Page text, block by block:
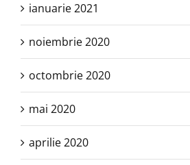
ianuarie 2021
noiembrie 2020
octombrie 2020
mai 2020
aprilie 2020